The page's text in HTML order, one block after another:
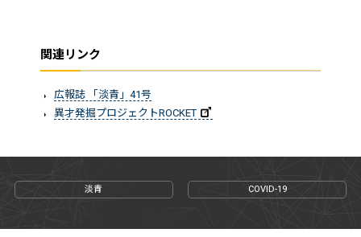
関連リンク
広報誌 「淡青」41号
異才発掘プロジェクトROCKET
淡青 COVID-19